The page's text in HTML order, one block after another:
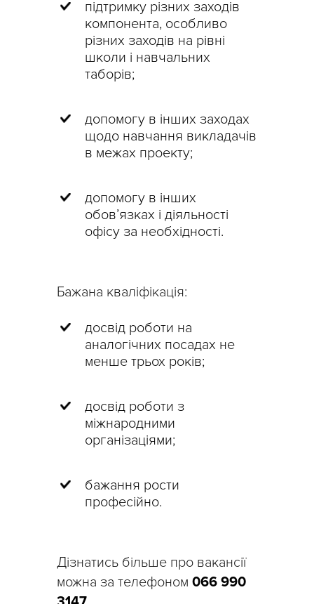
підтримку різних заходів
компонента, особливо
різних заходів на рівні
школи і навчальних
таборів;
допомогу в інших заходах
щодо навчання викладачів
в межах проекту;
допомогу в інших
обов’язках і діяльності
офісу за необхідності.
Бажана кваліфікація:
досвід роботи на
аналогічних посадах не
менше трьох років;
досвід роботи з
міжнародними
організаціями;
бажання рости
професійно.
Дізнатись більше про вакансії
можна за телефоном 066 990